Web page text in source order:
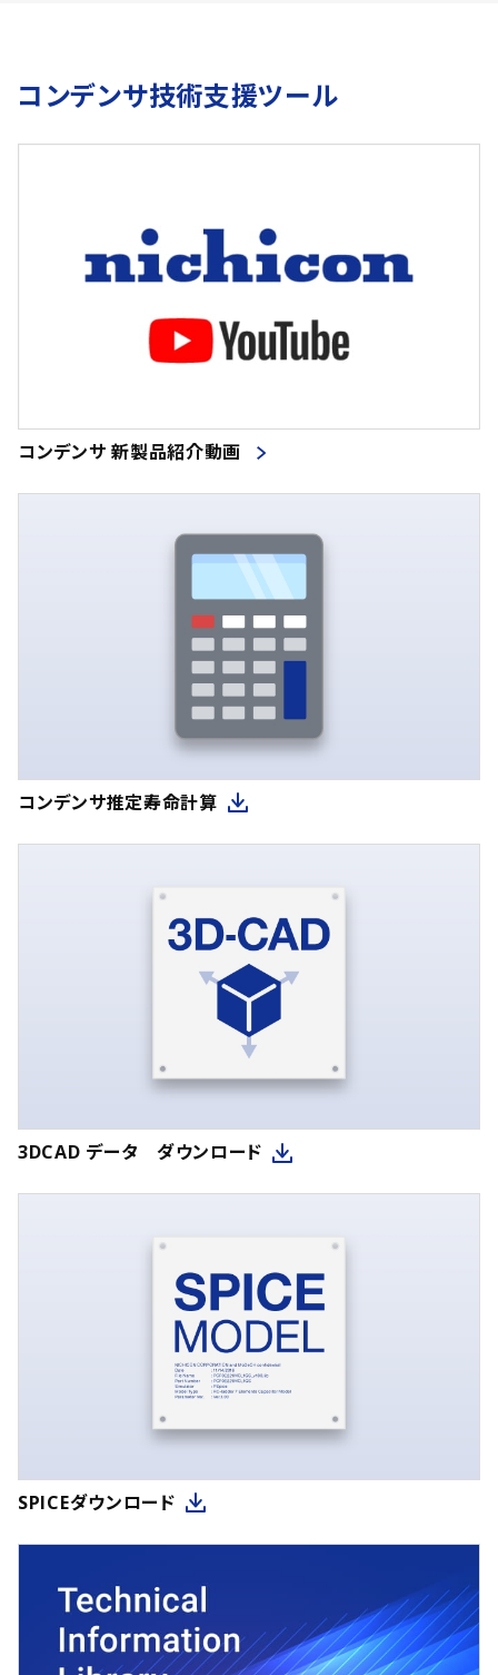
コンデンサ技術支援ツール
コンデンサ 新製品紹介動画
コンデンサ推定寿命計算
3DCAD データ ダウンロード
SPICEダウンロード